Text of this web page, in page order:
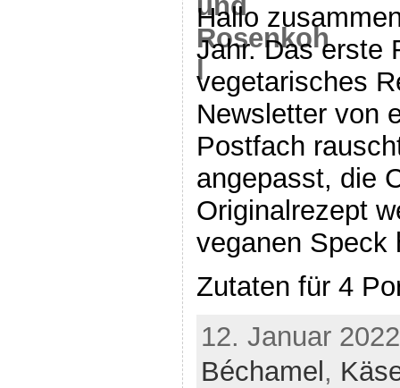
Hallo
Jahr. Das erste
vegetarisches
Newsletter von
Postfach
angepasst, die
Originalrezept
veganen Speck
Zutaten für 4
12. Januar
Béchamel,